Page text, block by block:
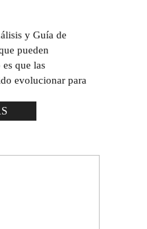
y Guía de
pueden
que las
evolucionar para